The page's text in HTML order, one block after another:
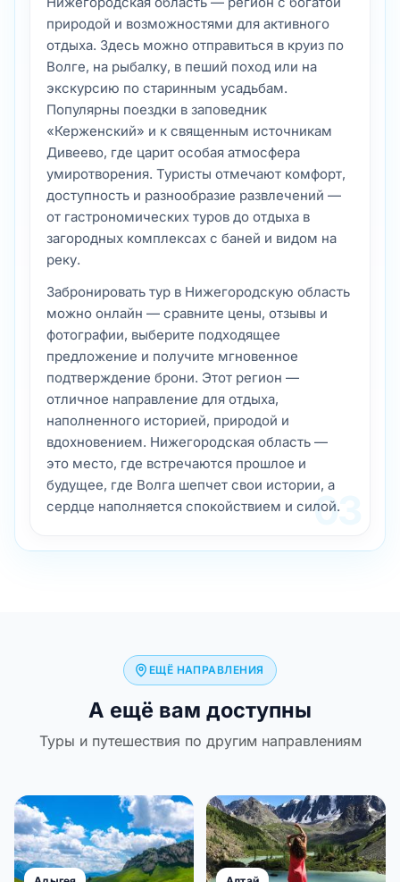
03
природой и возможностями для активного
отдыха. Здесь можно отправиться в круиз по
Волге, на рыбалку, в пеший поход или на
экскурсию по старинным усадьбам.
Популярны поездки в заповедник
«Керженский» и к священным источникам
Дивеево, где царит особая атмосфера
умиротворения. Туристы отмечают комфорт,
доступность и разнообразие развлечений —
от гастрономических туров до отдыха в
загородных комплексах с баней и видом на
реку.
Забронировать тур в Нижегородскую область
можно онлайн — сравните цены, отзывы и
фотографии, выберите подходящее
предложение и получите мгновенное
подтверждение брони. Этот регион —
отличное направление для отдыха,
наполненного историей, природой и
вдохновением. Нижегородская область —
это место, где встречаются прошлое и
будущее, где Волга шепчет свои истории, а
сердце наполняется спокойствием и силой.
ЕЩЁ НАПРАВЛЕНИЯ
А ещё вам доступны
Туры и путешествия по другим направлениям